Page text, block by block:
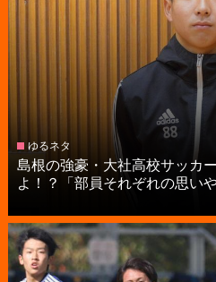
ゆるネタ
島根の強豪・大社高校サッカ
よ！？「部員それぞれの思い